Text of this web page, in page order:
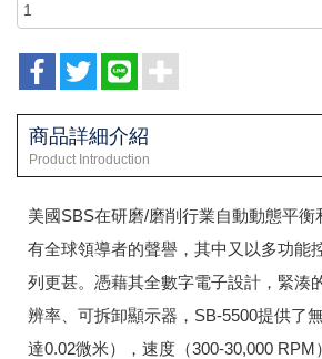
商品詳細介紹
Product Introduction
美國SBS在研磨/磨削行業自動動態平
有全球領導者的聲譽，其中又以多功能
列更甚。 憑藉其全數字電子設計，緊湊
辨率、可拆卸顯示器，SB-5500提供了
達0.02微米），速度（300-30,000